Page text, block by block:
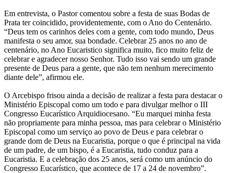
Em entrevista, o Pastor comentou sobre a festa de suas Bodas de
Prata ter coincidido, providentemente, com o Ano do Centenário.
“Deus tem os carinhos deles com a gente, com todo mundo, Deus
manifesta o seu amor, sua bondade. Celebrar 25 anos no ano de
centenário, no Ano Eucaristico significa muito, fico muito feliz de
celebrar e agradecer nosso Senhor. Tudo isso vai sendo um grande
presente de Deus para a gente, que não tem nenhum merecimento
diante dele”, afirmou ele.
O Arcebispo frisou ainda a decisão de realizar a festa para destacar o
Ministério Episcopal como um todo e para divulgar melhor o III
Congresso Eucarístico Arquidiocesano. “Eu marquei minha festa
não propriamente para minha pessoa, mas para celebrar o Ministério
Episcopal como um serviço ao povo de Deus e para celebrar o
grande dom de Deus na Eucaristia, porque o que é principal na vida
de um padre, de um bispo, é a Eucaristia, tudo conduz para a
Eucaristia. E a celebração dos 25 anos, será como um anúncio do
Congresso Eucarístico, que acontece de 17 a 24 de novembro”.